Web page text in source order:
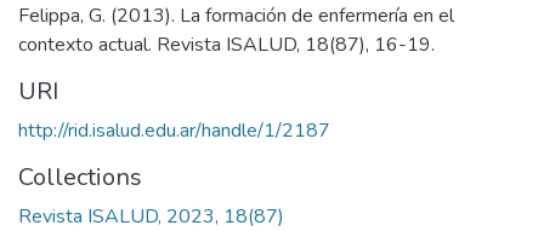
Felippa, G. (2013). La formación de enfermería en el
contexto actual. Revista ISALUD, 18(87), 16-19.
URI
http://rid.isalud.edu.ar/handle/1/2187
Collections
Revista ISALUD, 2023, 18(87)